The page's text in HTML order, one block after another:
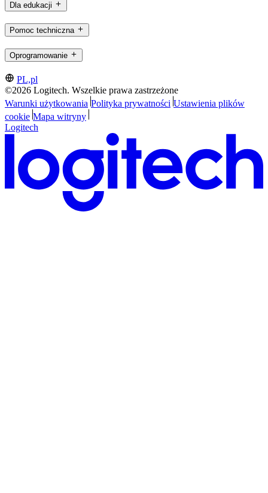
Dla edukacji
Pomoc techniczna
Oprogramowanie
PL,pl
©2026 Logitech. Wszelkie prawa zastrzeżone
Warunki użytkowania Polityka prywatności Ustawienia plików
cookie Mapa witryny
Logitech